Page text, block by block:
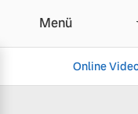
Menü
Online